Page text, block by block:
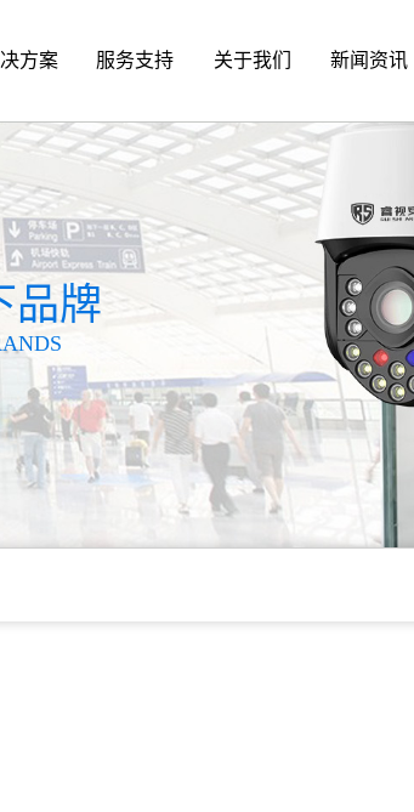
方案 服务支持 关于我们 新闻资讯
品牌